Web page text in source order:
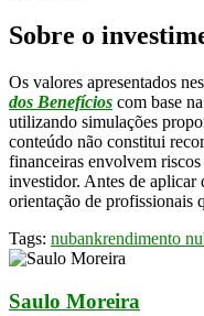
Sobre o
Os valores apresentados
dos Benefícios com base na
utilizando simulações
conteúdo não constitui
financeiras envolvem
investidor. Antes de aplicar
orientação de profissionais
Tags: nubankrendimento
Saulo Moreira